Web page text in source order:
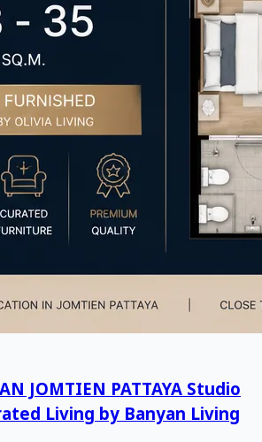
JOMTIEN PATTAYA Studio
Living by Banyan Living